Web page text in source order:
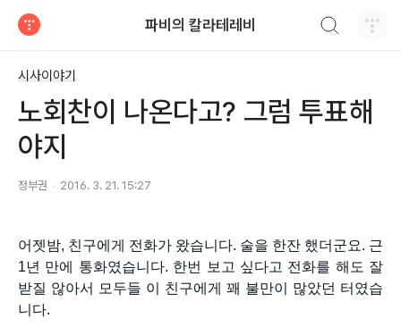
파비의 칼라테레비
시사이야기
노회찬이 나온다고? 그럼 투표해
야지
정부권 2016. 3. 21. 15:27
어젯밤, 친구에게 전화가 왔습니다. 술을 한잔 했더군요. 근
1년 만에 통화였습니다. 한번 보고 싶다고 전화를 해도 잘
받질 않아서 모두들 이 친구에게 꽤 불만이 많았던 터였습
니다.